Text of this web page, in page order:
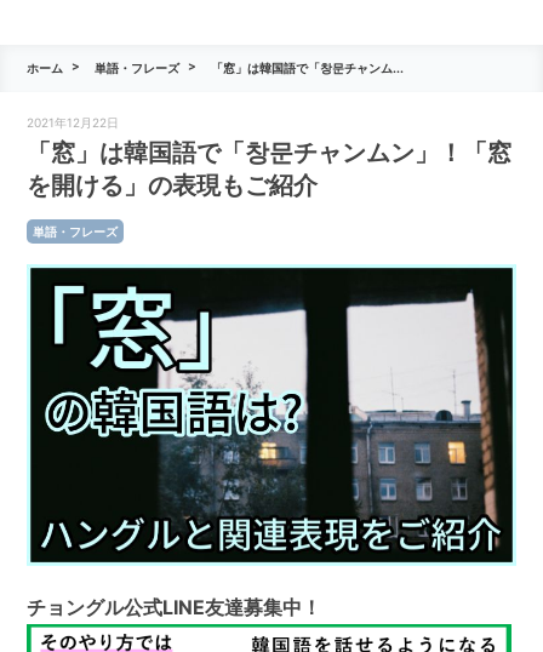
ホーム 単語・フレーズ 「窓」は韓国語で「창문チャンム...
2021年12月22日
「窓」は韓国語で「창문チャンムン」！「窓
を開ける」の表現もご紹介
単語・フレーズ
チョングル公式LINE友達募集中！